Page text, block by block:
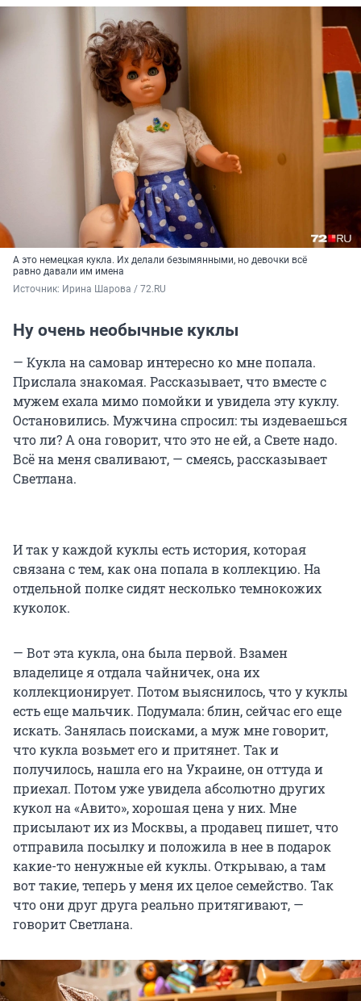
А это немецкая кукла. Их делали безымянными, но девочки всё
равно давали им имена
Источник: Ирина Шарова / 72.RU
Ну очень необычные куклы
— Кукла на самовар интересно ко мне попала.
Прислала знакомая. Рассказывает, что вместе с
мужем ехала мимо помойки и увидела эту куклу.
Остановились. Мужчина спросил: ты издеваешься
что ли? А она говорит, что это не ей, а Свете надо.
Всё на меня сваливают, — смеясь, рассказывает
Светлана.
И так у каждой куклы есть история, которая
связана с тем, как она попала в коллекцию. На
отдельной полке сидят несколько темнокожих
куколок.
— Вот эта кукла, она была первой. Взамен
владелице я отдала чайничек, она их
коллекционирует. Потом выяснилось, что у куклы
есть еще мальчик. Подумала: блин, сейчас его еще
искать. Занялась поисками, а муж мне говорит,
что кукла возьмет его и притянет. Так и
получилось, нашла его на Украине, он оттуда и
приехал. Потом уже увидела абсолютно других
кукол на «Авито», хорошая цена у них. Мне
присылают их из Москвы, а продавец пишет, что
отправила посылку и положила в нее в подарок
какие-то ненужные ей куклы. Открываю, а там
вот такие, теперь у меня их целое семейство. Так
что они друг друга реально притягивают, —
говорит Светлана.